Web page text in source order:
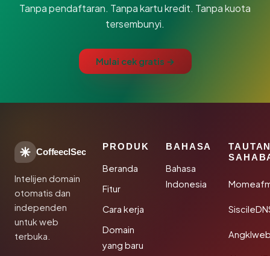
Tanpa pendaftaran. Tanpa kartu kredit. Tanpa kuota
tersembunyi.
Mulai cek gratis →
CoffeeclSec
Intelijen domain
otomatis dan
independen
untuk web
terbuka.
PRODUK
Beranda
Fitur
Cara kerja
Domain
yang baru
BAHASA
Bahasa
Indonesia